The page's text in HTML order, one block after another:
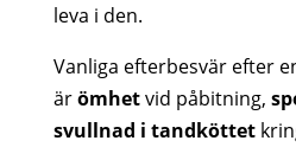
leva i den.
Vanliga efterbesvär efter
ärömhetvid påbitning,
svullnad i tandköttet